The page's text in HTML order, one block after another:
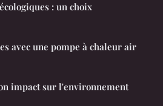
: un choix
avec une pompe à chaleur air
impact sur l'environnement